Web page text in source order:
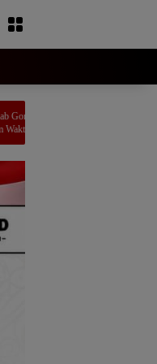
Gelar Job Fit Eselon II